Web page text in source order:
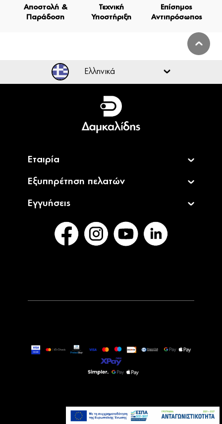
Αποστολή &
Παράδοση
Τεχνική
Υποστήριξη
Επίσημος
Αντιπρόσωπος
Προσθήκη στο καλάθι
Ελληνικά
Ελληνικά
English
Εταιρία
Εξυπηρέτηση πελατών
Εγγυήσεις